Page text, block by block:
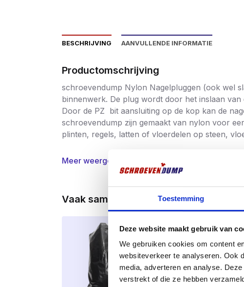
Toestemming
Deze website maakt gebruik van
We gebruiken cookies om content
websiteverkeer te analyseren. Ook
media, adverteren en analyse.
verstrekt of die ze hebben
BESCHRIJVING AANVULLENDE INFORMATIE
Productomschrijving
schroevendump Nylon Nagelpluggen (ook wel
binnenwerk. De plug wordt door het inslaan
Door de PZ bit aansluiting op de kop kan de
schroevendump zijn gemaakt van nylon voor
plinten, regels, latten of vloerdelen op steen,
Meer weergeven
Vaak samen gekocht